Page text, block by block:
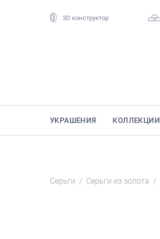
3D конструктор
УКРАШЕНИЯ КОЛЛЕКЦИИ
Серьги / Серьги из золота /